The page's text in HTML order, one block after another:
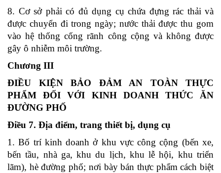
8. Cơ sở phải có đủ dụng cụ chứa đựng rác thải và
được chuyển đi trong ngày; nước thải được thu gom
vào hệ thống cống rãnh công cộng và không được
gây ô nhiễm môi trường.
Chương III
ĐIỀU KIỆN BẢO ĐẢM AN TOÀN THỰC
PHẨM ĐỐI VỚI KINH DOANH THỨC ĂN
ĐƯỜNG PHỐ
Điều 7. Địa điểm, trang thiết bị, dụng cụ
1. Bố trí kinh doanh ở khu vực công cộng (bến xe,
bến tầu, nhà ga, khu du lịch, khu lễ hội, khu triển
lãm), hè đường phố; nơi bày bán thực phẩm cách biệt